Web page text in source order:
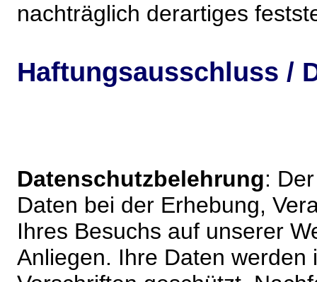
nachträglich derartiges
Haftungsausschluss /
Datenschutzbelehrung:
Daten bei der Erhebung,
Ihres Besuchs auf unserer
Anliegen. Ihre Daten